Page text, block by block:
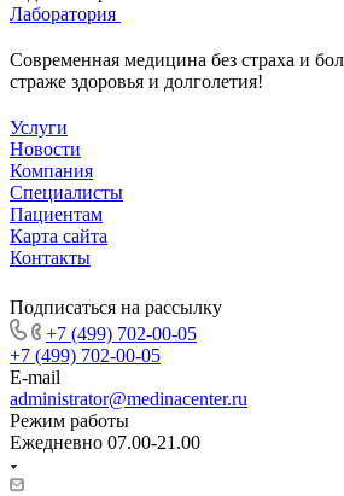
Лаборатория
Современная медицина без страха и
страже здоровья и долголетия!
Услуги
Новости
Компания
Специалисты
Пациентам
Карта сайта
Контакты
Подписаться на рассылку
+7 (499) 702-00-05
+7 (499) 702-00-05
E-mail
administrator@medinacenter.ru
Режим работы
Ежедневно 07.00-21.00